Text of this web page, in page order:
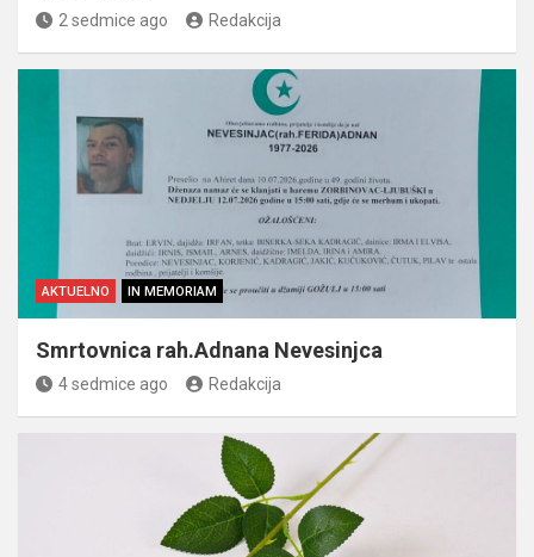
2 sedmice ago Redakcija
AKTUELNO IN MEMORIAM
Smrtovnica rah.Adnana Nevesinjca
4 sedmice ago Redakcija